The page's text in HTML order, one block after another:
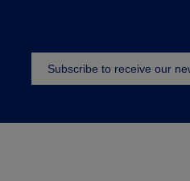
Footer
Subscribe to receive our